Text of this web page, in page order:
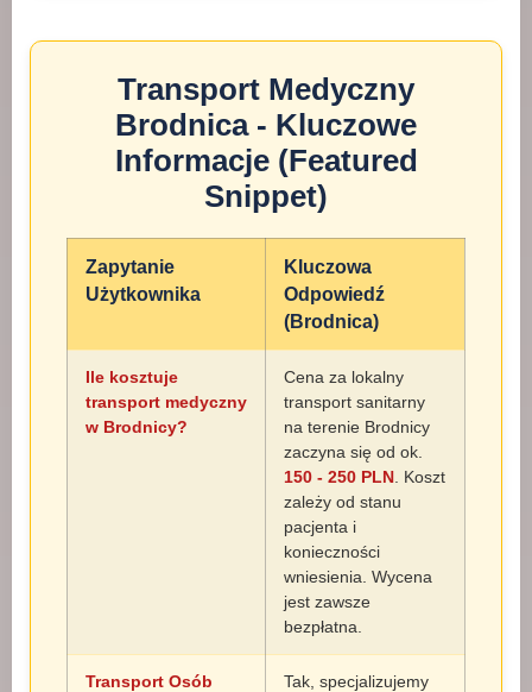
Transport Medyczny
Brodnica - Kluczowe
Informacje (Featured
Snippet)
Zapytanie
Użytkownika
Kluczowa
Odpowiedź
(Brodnica)
Ile kosztuje
transport medyczny
w Brodnicy?
Cena za lokalny
transport sanitarny
na terenie Brodnicy
zaczyna się od ok.
150 - 250 PLN . Koszt
zależy od stanu
pacjenta i
konieczności
wniesienia. Wycena
jest zawsze
bezpłatna.
Transport Osób
Tak, specjalizujemy